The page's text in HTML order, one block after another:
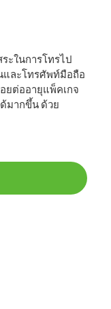
ะในการโทรไป
และโทรศัพท์มือถือ
ยต่ออายุแพ็คเกจ
มากขึ้น ด้วย